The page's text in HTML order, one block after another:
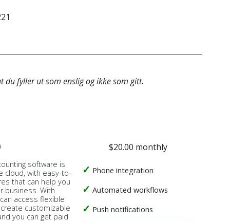
fyller ut som enslig og ikke som gitt.
software is
cloud, with easy-to-
that can help you
business. With
access flexible
customizable
you can get paid
$20.00 monthly
Phone integration
Automated workflows
Push notifications